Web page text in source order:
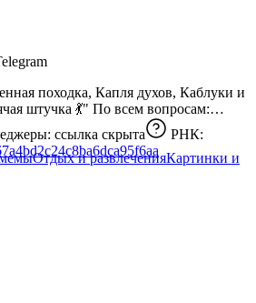
походка, Капля духов, Каблуки и
шепот за спиной: "Горячая штучка 💃" По всем вопросам:
ссылка скрыта
РНК:
Отдых и развлеченияКартинки и